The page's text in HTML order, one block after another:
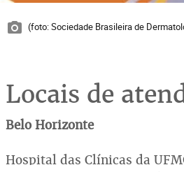
(foto: Sociedade Brasileira de
Locais de
Belo Horizonte
Hospital das Clínicas da